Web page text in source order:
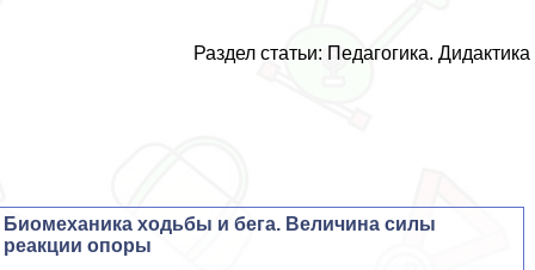
Раздел статьи: Педагогика. Дидактика
Биомеханика ходьбы и бега. Величина силы
реакции опоры